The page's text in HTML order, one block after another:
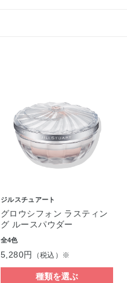
ジルスチュアート
グロウシフォン ラスティン
グ ルースパウダー
全4色
5,280円 （税込）※
種類を選ぶ